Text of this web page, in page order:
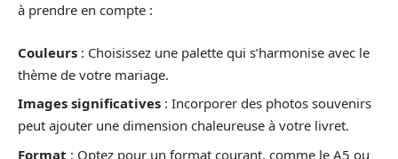
à prendre en compte :
Couleurs : Choisissez une palette qui s’harmonise avec le
thème de votre mariage.
Images significatives : Incorporer des photos souvenirs
peut ajouter une dimension chaleureuse à votre livret.
Format : Optez pour un format courant, comme le A5 ou